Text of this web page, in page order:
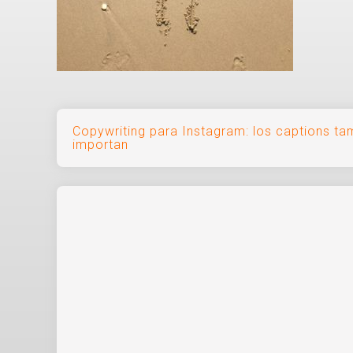
Navegación
de
entradas
Copywriting para Instagram: los captions
importan